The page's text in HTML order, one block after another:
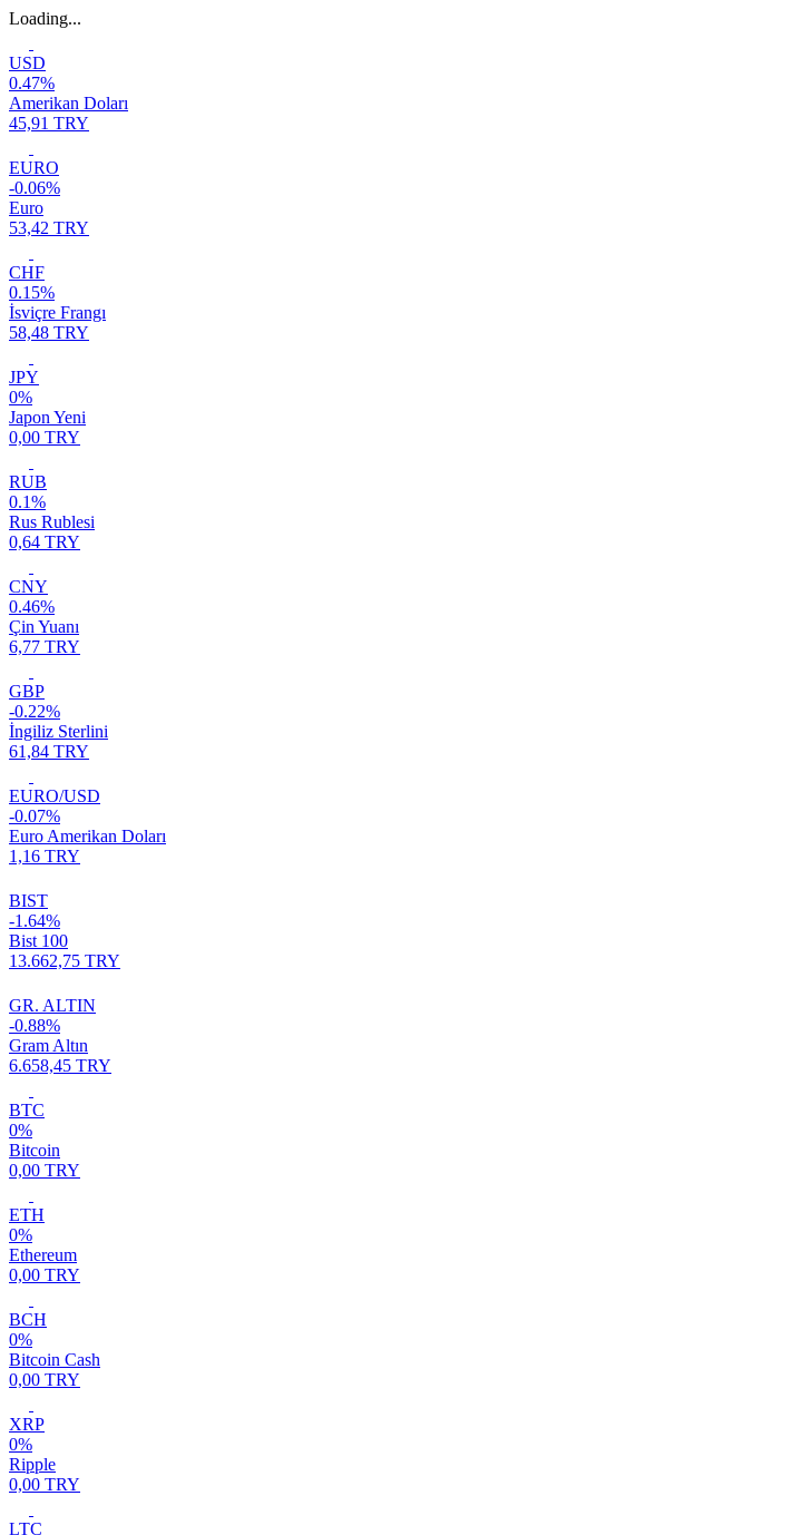
Loading...
USD
0.47%
Amerikan Doları
45,91 TRY
EURO
-0.06%
Euro
53,42 TRY
CHF
0.15%
İsviçre Frangı
58,48 TRY
JPY
0%
Japon Yeni
0,00 TRY
RUB
0.1%
Rus Rublesi
0,64 TRY
CNY
0.46%
Çin Yuanı
6,77 TRY
GBP
-0.22%
İngiliz Sterlini
61,84 TRY
EURO/USD
-0.07%
Euro Amerikan Doları
1,16 TRY
BIST
-1.64%
Bist 100
13.662,75 TRY
GR. ALTIN
-0.88%
Gram Altın
6.658,45 TRY
BTC
0%
Bitcoin
0,00 TRY
ETH
0%
Ethereum
0,00 TRY
BCH
0%
Bitcoin Cash
0,00 TRY
XRP
0%
Ripple
0,00 TRY
LTC